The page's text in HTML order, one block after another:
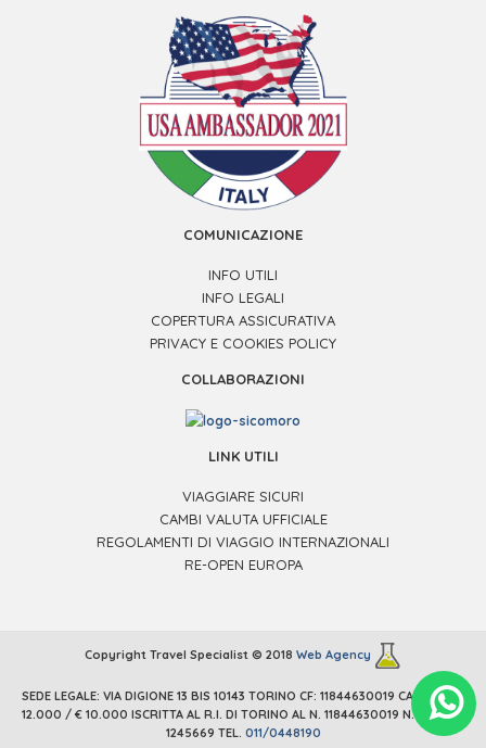
COMUNICAZIONE
INFO UTILI
INFO LEGALI
COPERTURA ASSICURATIVA
PRIVACY E COOKIES POLICY
COLLABORAZIONI
LINK UTILI
VIAGGIARE SICURI
CAMBI VALUTA UFFICIALE
REGOLAMENTI DI VIAGGIO INTERNAZIONALI
RE-OPEN EUROPA
Copyright Travel Specialist © 2018 Web Agency
SEDE LEGALE: VIA DIGIONE 13 BIS 10143 TORINO CF: 11844630019 CAP. SOC. €
12.000 / € 10.000 ISCRITTA AL R.I. DI TORINO AL N. 11844630019 N. REA: TO
1245669 TEL. 011/0448190